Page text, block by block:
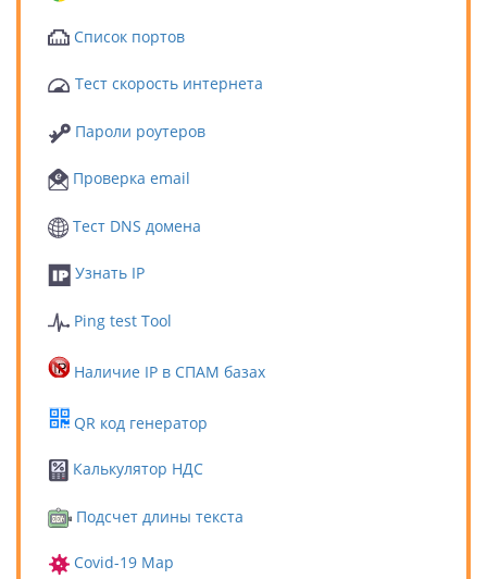
Список портов
Тест скорость интернета
Пароли роутеров
Проверка email
Тест DNS домена
Узнать IP
Ping test Tool
Наличие IP в СПАМ базах
QR код генератор
Калькулятор НДС
Подсчет длины текста
Covid-19 Map